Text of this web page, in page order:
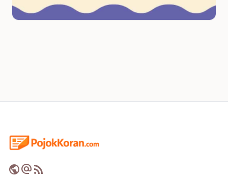
publicalternate_emailrss_feed